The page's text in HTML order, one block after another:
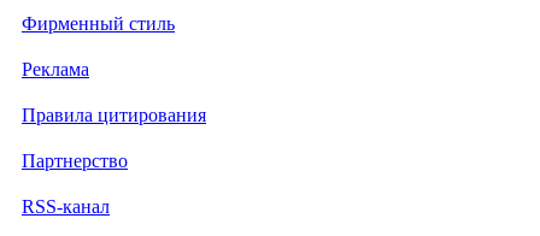
Фирменный стиль
Реклама
Правила цитирования
Партнерство
RSS-канал